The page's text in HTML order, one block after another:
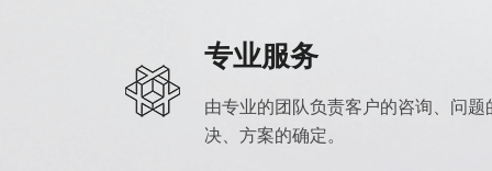
专业服务
由专业的团队负责客户的咨询、问题
决、方案的确定。